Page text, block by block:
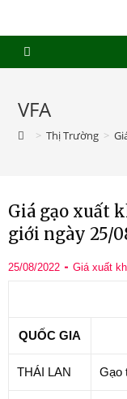
VFA
> Thị Trường >
Giá gạo xuất
giới ngày 25/
25/08/2022 Giá xuất
QUỐC GIA
THÁI LAN Gạo